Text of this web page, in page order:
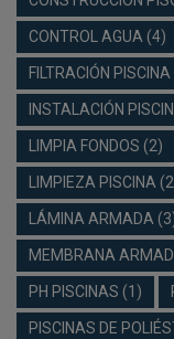
CONTROL AGUA (4)
FILTRACIÓN PISCINA
INSTALACIÓN
LIMPIA FONDOS (2)
LIMPIEZA PISCINA
LÁMINA ARMADA
MEMBRANA
PH PISCINAS (1)
PISCINAS DE